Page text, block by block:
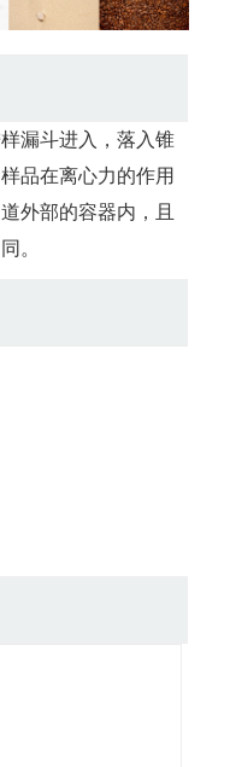
漏斗进入，落入锥
品在离心力的作用
外部的容器内，且
。